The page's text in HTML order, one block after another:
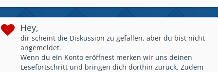
Hey,
dir scheint die Diskussion zu gefallen, aber du bist nicht
angemeldet.
Wenn du ein Konto eröffnest merken wir uns deinen
Lesefortschritt und bringen dich dorthin zurück. Zudem